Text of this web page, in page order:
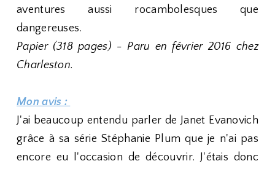
aventures aussi rocambolesques que
dangereuses.
Papier (318 pages) - Paru en février 2016 chez
Charleston.
Mon avis :
J'ai beaucoup entendu parler de Janet Evanovich
grâce à sa série Stéphanie Plum que je n'ai pas
encore eu l'occasion de découvrir. J'étais donc